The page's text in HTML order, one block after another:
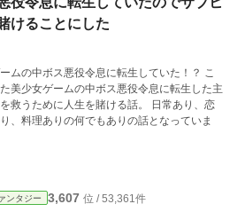
章開始 1/9
けることにした
ムの中ボス悪役令息に転生していた！？ こ
美少女ゲームの中ボス悪役令息に転生した主
救うために人生を賭ける話。 日常あり、恋
、料理ありの何でもありの話となっていま
ンタジー 3,607 位 / 53,361件